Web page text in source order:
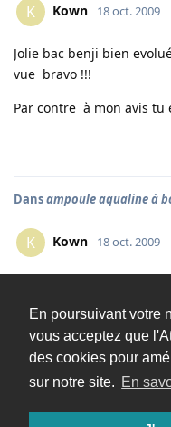
En poursuivant votre
vous acceptez que
des cookies pour
sur notre site. En
K Kown 18 oct. 2009
Jolie bac benji bien
vue bravo !!!
Par contre à mon avis tu
Dansampoule aqualine à
K Kown 18 oct. 2009
tu pourai m'envoyer le